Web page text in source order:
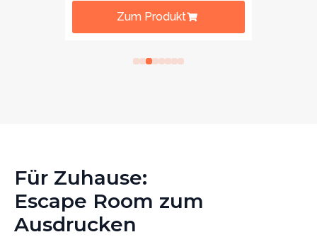
Zum Produkt
Für Zuhause:
Escape Room zum
Ausdrucken